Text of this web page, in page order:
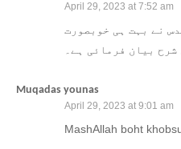
April 29, 2023 at 7:52 am
نے بہت ہی خوبصورت
بیان فرمائی ہے۔
Muqadas younas
April 29, 2023 at 9:01 am
MashAllah boht